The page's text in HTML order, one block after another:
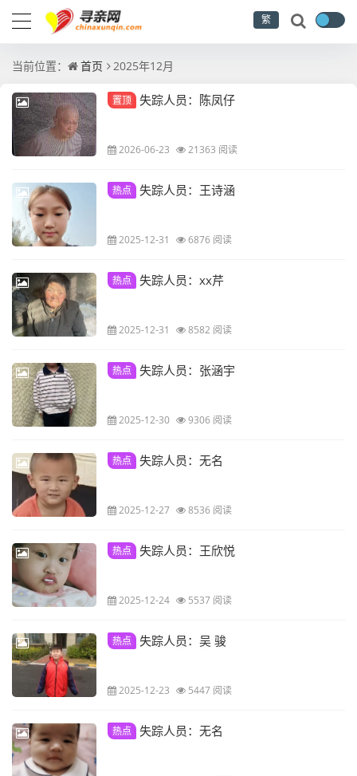
繁
当前位置： 首页 2025年12月
置顶 失踪人员：陈凤仔
2026-06-23 21363 阅读
热点 失踪人员：王诗涵
2025-12-31 6876 阅读
热点 失踪人员：xx芹
2025-12-31 8582 阅读
热点 失踪人员：张涵宇
2025-12-30 9306 阅读
热点 失踪人员：无名
2025-12-27 8536 阅读
热点 失踪人员：王欣悦
2025-12-24 5537 阅读
热点 失踪人员：吴 骏
2025-12-23 5447 阅读
热点 失踪人员：无名